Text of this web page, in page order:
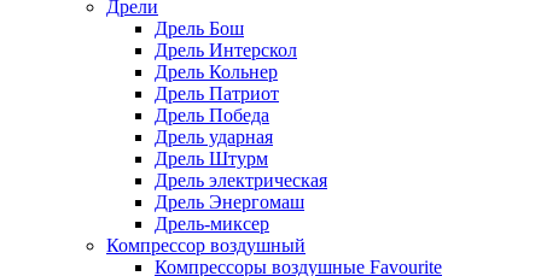
Дрели
Дрель Бош
Дрель Интерскол
Дрель Кольнер
Дрель Патриот
Дрель Победа
Дрель ударная
Дрель Штурм
Дрель электрическая
Дрель Энергомаш
Дрель-миксер
Компрессор воздушный
Компрессоры воздушные Favourite